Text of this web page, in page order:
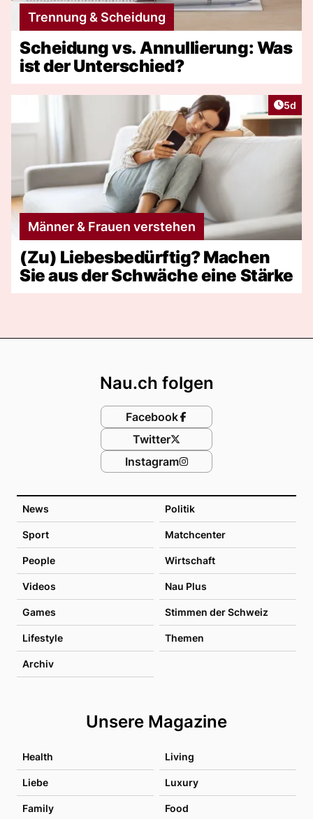
Trennung & Scheidung
Scheidung vs. Annullierung: Was
ist der Unterschied?
5d
Männer & Frauen verstehen
(Zu) Liebesbedürftig? Machen
Sie aus der Schwäche eine Stärke
News Politik
Sport Matchcenter
People Wirtschaft
Videos Nau Plus
Games Stimmen der Schweiz
Lifestyle Themen
Archiv
Unsere Magazine
Health Living
Liebe Luxury
Family Food
Nau.ch folgen
Facebook
Twitter
Instagram